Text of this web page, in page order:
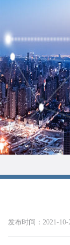
发布时间：2021-10-